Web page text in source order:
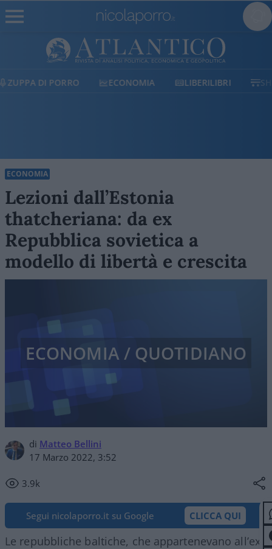
ECONOMIA LIBERILIBRI SHOP SOSTIENICI
ECONOMIA
Lezioni dall’Estonia
thatcheriana: da ex
Repubblica sovietica a
modello di libertà e crescita
di Matteo Bellini
17 Marzo 2022, 3:52
3.9k
ECONOMIA / QUOTIDIANO
Segui nicolaporro.it su Google CLICCA QUI
Le repubbliche baltiche, che appartenevano all’ex